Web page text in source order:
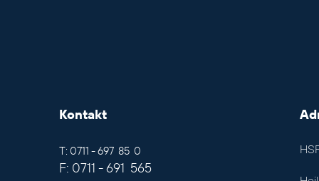
Kontakt
T: 0711 - 697 85 0
F: 0711 - 691 565